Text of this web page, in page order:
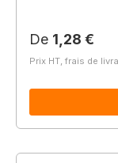
Prix régulier :
De 1,28 €
Prix HT, frais de